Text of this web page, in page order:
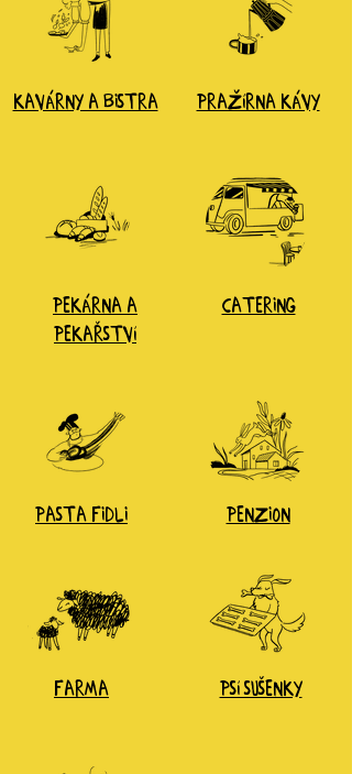
KAVÁRNY A BISTRA pražírna kávy
PEKÁRNA A
PEKAŘSTVÍ
pasta fidli
farma
catering
penzion
psí sušenky